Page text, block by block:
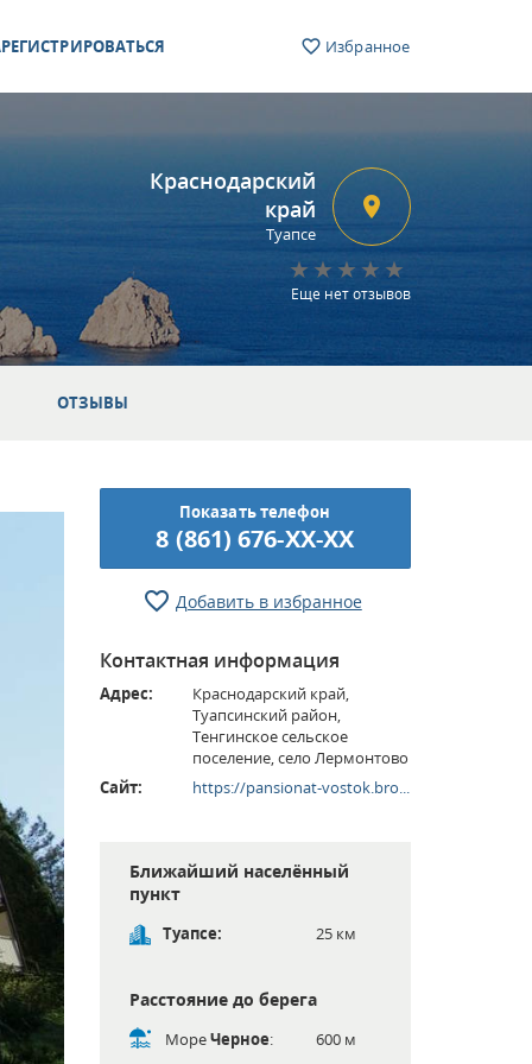
Избранное
Краснодарский
край
Туапсе
Еще нет отзывов
ОТЗЫВЫ
Показать телефон
8 (861) 676-XX-XX
Добавить в избранное
Контактная информация
Адрес:
Краснодарский край,
Туапсинский район,
Тенгинское сельское
поселение, село Лермонтово
Сайт:
https://pansionat-vostok.bro...
Ближайший населённый
пункт
Туапсе: 25 км
Расстояние до берега
МореЧерное: 600 м